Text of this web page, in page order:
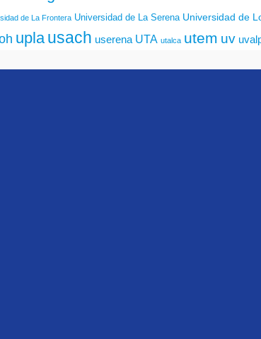
de La Frontera Universidad de La Serena Universidad de
uplausach userena UTA utalca utem uv